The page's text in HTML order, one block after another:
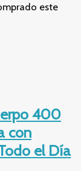
este
400
con
el Día